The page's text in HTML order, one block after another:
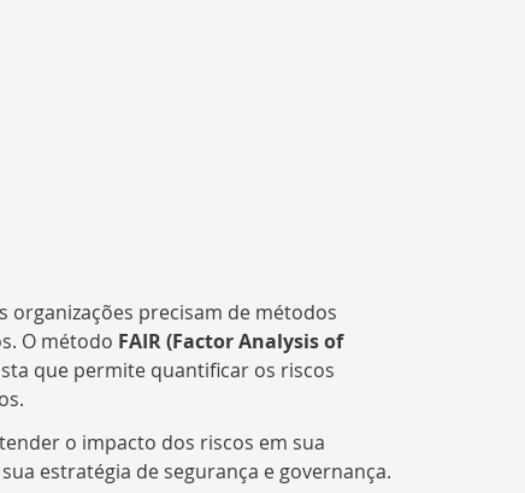
organizações precisam de métodos
O método FAIR (Factor Analysis of
que permite quantificar os riscos
o impacto dos riscos em sua
estratégia de segurança e governança.